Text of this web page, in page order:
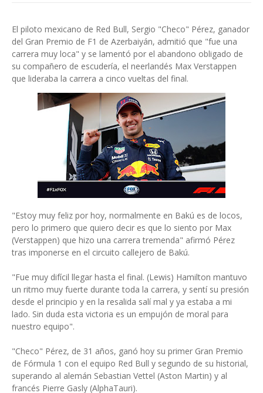
El piloto mexicano de Red Bull, Sergio "Checo" Pérez, ganador
del Gran Premio de F1 de Azerbaiyán, admitió que "fue una
carrera muy loca" y se lamentó por el abandono obligado de
su compañero de escudería, el neerlandés Max Verstappen
que lideraba la carrera a cinco vueltas del final.
"Estoy muy feliz por hoy, normalmente en Bakú es de locos,
pero lo primero que quiero decir es que lo siento por Max
(Verstappen) que hizo una carrera tremenda" afirmó Pérez
tras imponerse en el circuito callejero de Bakú.
"Fue muy difícil llegar hasta el final. (Lewis) Hamilton mantuvo
un ritmo muy fuerte durante toda la carrera, y sentí su presión
desde el principio y en la resalida salí mal y ya estaba a mi
lado. Sin duda esta victoria es un empujón de moral para
nuestro equipo".
"Checo" Pérez, de 31 años, ganó hoy su primer Gran Premio
de Fórmula 1 con el equipo Red Bull y segundo de su historial,
superando al alemán Sebastian Vettel (Aston Martin) y al
francés Pierre Gasly (AlphaTauri).